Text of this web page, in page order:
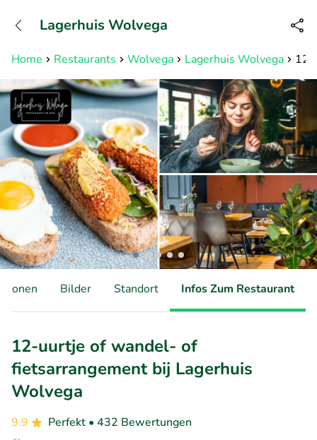
Erreichbar bis 23:00 Uhr
Home Restaurants Wolvega Lagerhuis Wolvega 12-
Lagerhuis Wolvega
Bilder Standort Infos Zum Restaurant
12-uurtje of wandel- of
fietsarrangement bij Lagerhuis
Wolvega
9.9 Perfekt • 432 Bewertungen